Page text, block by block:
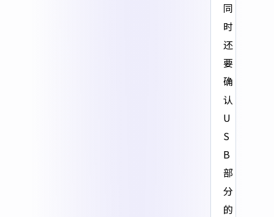
同
时
还
要
确
认
U
S
B
部
分
的